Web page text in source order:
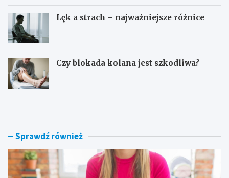
Lęk a strach – najważniejsze różnice
Czy blokada kolana jest szkodliwa?
D
e
p
o
s
O
e
o
g
a
Sprawdź również